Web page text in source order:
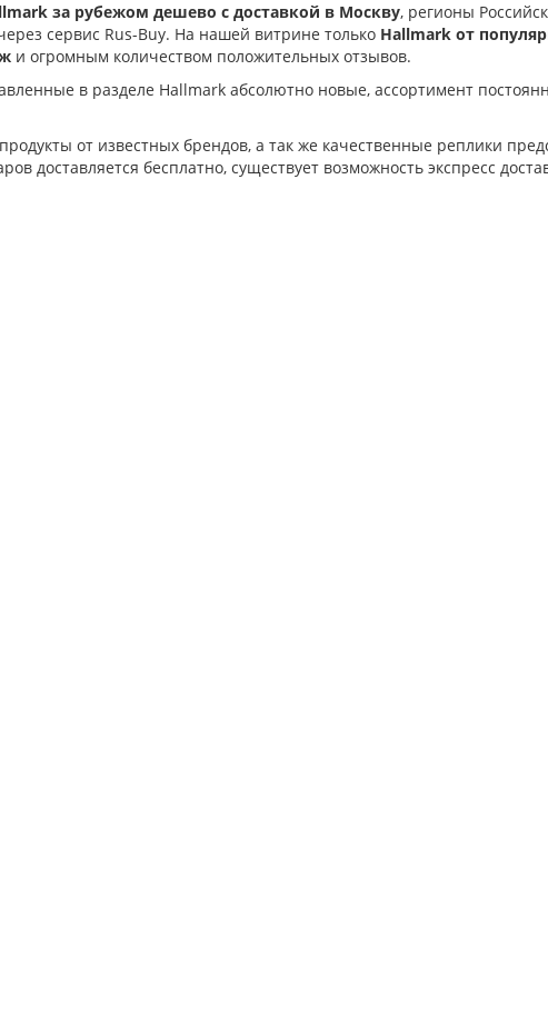
за рубежом дешево с доставкой в Москву, регионы
сервис Rus-Buy. На нашей витрине только Hallmark от
и огромным количеством положительных отзывов.
в разделе Hallmark абсолютно новые, ассортимент
от известных брендов, а так же качественные реплики
доставляется бесплатно, существует возможность экспресс